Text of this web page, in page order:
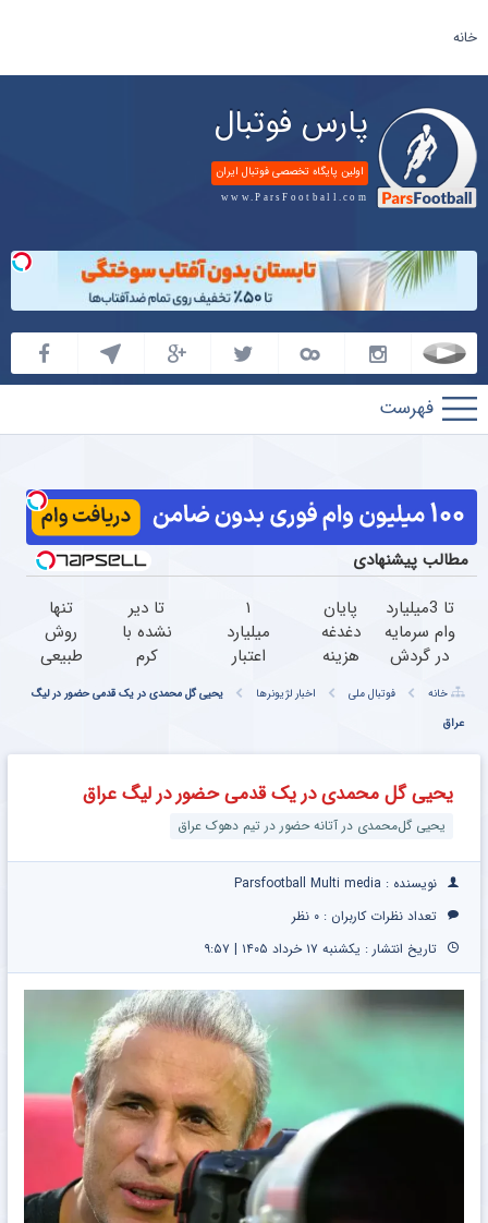
خانه
پارس فوتبال
اولین پایگاه تخصصی فوتبال ایران
www.ParsFootball.com
پارس
فوتبال
مطالب پیشنهادی
تا 3میلیارد
وام سرمایه
در گردش
=>
فروشگاهت
رو ثبت
پایان
دغدغه
هزینه
دندان
با پک
کننده
خانگی
۱
میلیارد
اعتبار
طلا |
ضامن
تا دیر
نشده با
کرم
جلبک
صاف و
آینه ای
کن!
تنها
روش
طبیعی
پوستت
بصورت
ابرسانی
خانه فوتبال ملی اخبار لژیونرها
یحیی گل محمدی در یک قدمی حضور در لیگ
عراق
یحیی گل محمدی در یک قدمی حضور در لیگ عراق
یحیی گل‌محمدی در آتانه حضور در تیم دهوک عراق
نویسنده : Parsfootball Multi media
تعداد نظرات کاربران : ۰ نظر
تاریخ انتشار : یکشنبه ۱۷ خرداد ۱۴۰۵ | ۹:۵۷